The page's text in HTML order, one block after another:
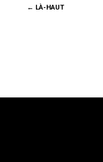
← LÀ-HAUT